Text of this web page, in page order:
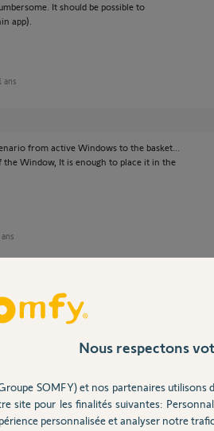
It should be possible to
app).
ans
from active Windows to the basket...
Window, It is enough to place it in the
interface on the smartphone, slip the
some time to open the interface again
is an app available. So I want to be able
with a few tabs in the app.
ans
Nous respectons
SOMFY) et nos partenaires utilisons
site pour les finalités suivantes:
personnalisée et analyser notre trafic.